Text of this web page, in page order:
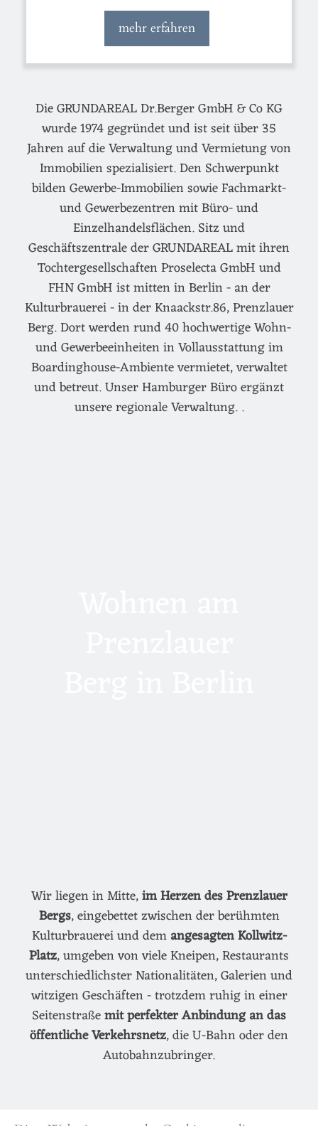
mehr erfahren
Die GRUNDAREAL Dr.Berger GmbH & Co KG
wurde 1974 gegründet und ist seit über 35
Jahren auf die Verwaltung und Vermietung von
Immobilien spezialisiert. Den Schwerpunkt
bilden Gewerbe-Immobilien sowie Fachmarkt-
und Gewerbezentren mit Büro- und
Einzelhandelsflächen. Sitz und
Geschäftszentrale der GRUNDAREAL mit ihren
Tochtergesellschaften Proselecta GmbH und
FHN GmbH ist mitten in Berlin - an der
Kulturbrauerei - in der Knaackstr.86, Prenzlauer
Berg. Dort werden rund 40 hochwertige Wohn-
und Gewerbeeinheiten in Vollausstattung im
Boardinghouse-Ambiente vermietet, verwaltet
und betreut. Unser Hamburger Büro ergänzt
unsere regionale Verwaltung. .
Wir liegen in Mitte,im Herzen des Prenzlauer
Bergs, eingebettet zwischen der berühmten
Kulturbrauerei und demangesagten Kollwitz-
Platz, umgeben von viele Kneipen, Restaurants
unterschiedlichster Nationalitäten, Galerien und
witzigen Geschäften - trotzdem ruhig in einer
Seitenstraßemit perfekter Anbindung an das
öffentliche Verkehrsnetz, die U-Bahn oder den
Autobahnzubringer.